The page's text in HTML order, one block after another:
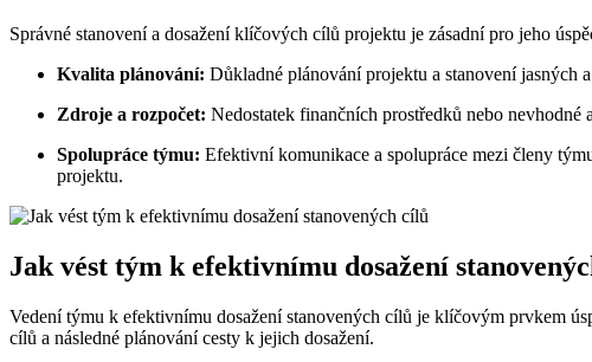
Správné stanovení a dosažení klíčových cílů projektu je zásadní pro jeho
Kvalita plánování: Důkladné plánování projektu a stanovení jasných
Zdroje a rozpočet: Nedostatek finančních prostředků nebo
Spolupráce týmu: Efektivní komunikace a spolupráce mezi členy
projektu.
Jak vést tým k efektivnímu dosažení
Vedení týmu k efektivnímu dosažení stanovených cílů je klíčovým prvkem
cílů a následné plánování cesty k jejich dosažení.